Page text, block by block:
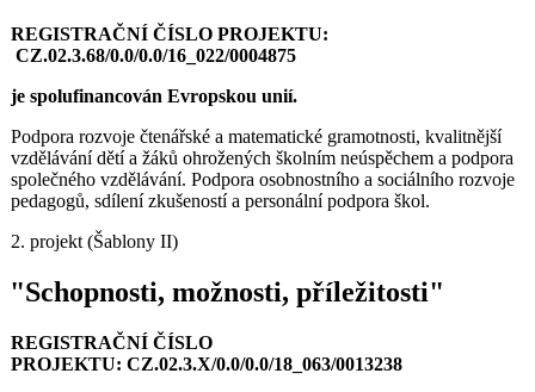
REGISTRAČNÍ ČÍSLO PROJEKTU:
CZ.02.3.68/0.0/0.0/16_022/0004875
je spolufinancován Evropskou unií.
Podpora rozvoje čtenářské a matematické gramotnosti, kvalitnější
vzdělávání dětí a žáků ohrožených školním neúspěchem a podpora
společného vzdělávání. Podpora osobnostního a sociálního rozvoje
pedagogů, sdílení zkušeností a personální podpora škol.
2. projekt (Šablony II)
"Schopnosti, možnosti, příležitosti"
REGISTRAČNÍ ČÍSLO
PROJEKTU: CZ.02.3.X/0.0/0.0/18_063/0013238